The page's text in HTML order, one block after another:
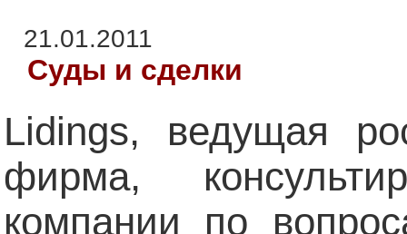
21.01.2011
Суды и сделки
Lidings, ведущая
фирма,
компании по